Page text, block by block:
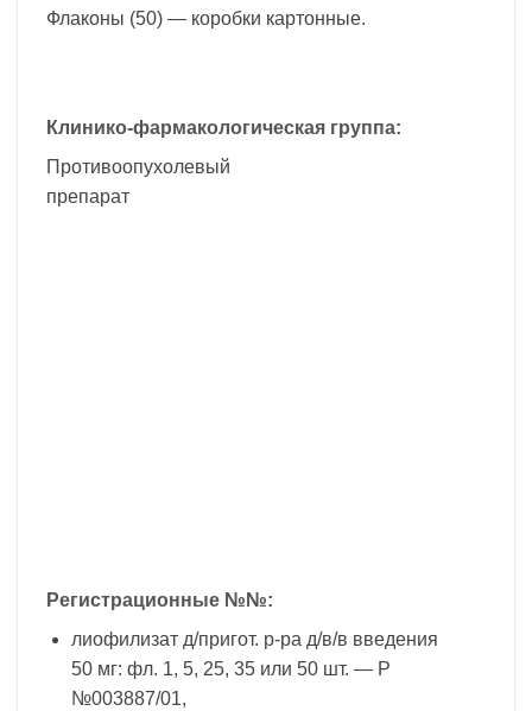
Флаконы (50) — коробки картонные.
Клинико-фармакологическая группа:
Противоопухолевый
препарат
Регистрационные №№:
лиофилизат д/пригот. р-ра д/в/в введения
50 мг: фл. 1, 5, 25, 35 или 50 шт. — Р
№003887/01,